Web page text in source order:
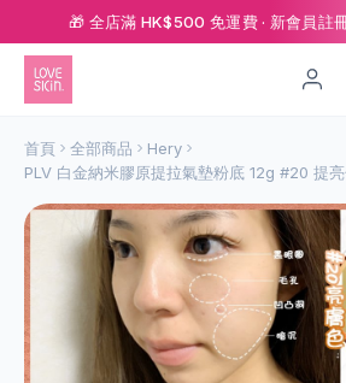
🎁 全店滿 HK$500 免運費 · 新會員註
首頁 全部商品
Hery
PLV 白金納米膠原提拉氣墊粉底 12g #20 提